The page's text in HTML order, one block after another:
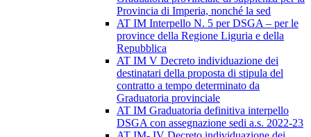
Provincia di Imperia, nonché la sed
AT IM Interpello N. 5 per DSGA – per le
province della Regione Liguria e della
Repubblica
AT IM V Decreto individuazione dei
destinatari della proposta di stipula del
contratto a tempo determinato da
Graduatoria provinciale
AT IM Graduatoria definitiva interpello
DSGA con assegnazione sedi a.s. 2022-23